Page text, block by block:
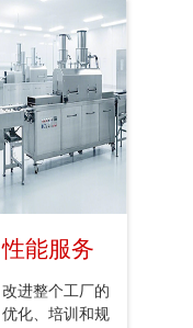
性能服务
改进整个工厂的
优化、培训和规